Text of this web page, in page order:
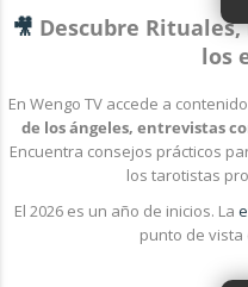
🎥 Descubre Rituales,
los
En Wengo TV accede a
de los ángeles, entrevistas
Encuentra consejos prácticos
los tarotistas
El 2026 es un año de inicios. La
punto de vista